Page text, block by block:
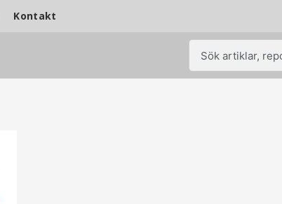
Kontakt